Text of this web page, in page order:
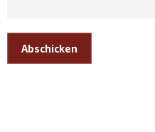
Abschicken